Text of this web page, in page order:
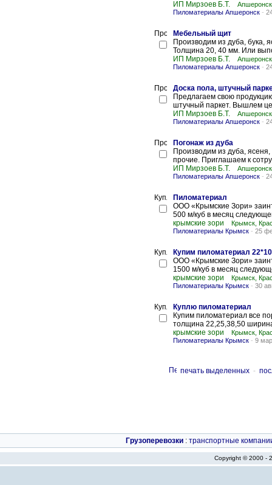
ИП Мирзоев Б.Т.
Пиломатериалы Апшеронск -
Мебельный щит
Производим из дуба, бука,
Толщина 20, 40 мм. Или
ИП Мирзоев Б.Т.
Пиломатериалы Апшеронск -
Доска пола, штучный
Предлагаем свою
штучный паркет. Вышлем
ИП Мирзоев Б.Т.
Пиломатериалы Апшеронск -
Погонаж из дуба
Производим из дуба, ясеня,
прочие. Приглашаем к
ИП Мирзоев Б.Т.
Пиломатериалы Апшеронск -
Пиломатериал
ООО «Крымские Зори»
500 м/куб в месяц
крымские зори
Крымск,
Пиломатериалы Крымск - 25
Купим пиломатериал
ООО «Крымские Зори»
1500 м/куб в месяц
крымские зори
Крымск,
Пиломатериалы Крымск - 30
Куплю пиломатериал
Купим пиломатериал все
толщина 22,25,38,50
крымские зори
Крымск,
Пиломатериалы Крымск - 9
печать выделенных -
Грузоперевозки : транспортные
Copyright © 2000 -